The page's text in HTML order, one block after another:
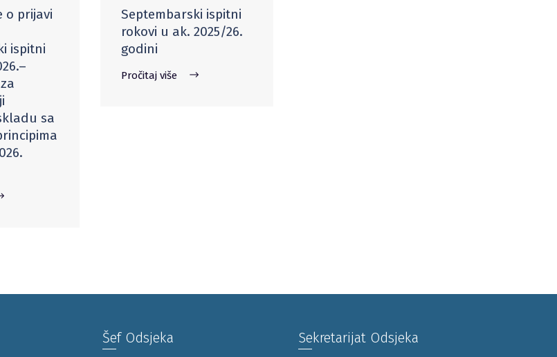
o prijavi
ispitni
sa
Septembarski ispitni
rokovi u ak. 2025/26.
godini
Pročitaj više
Šef Odsjeka Sekretarijat Odsjeka